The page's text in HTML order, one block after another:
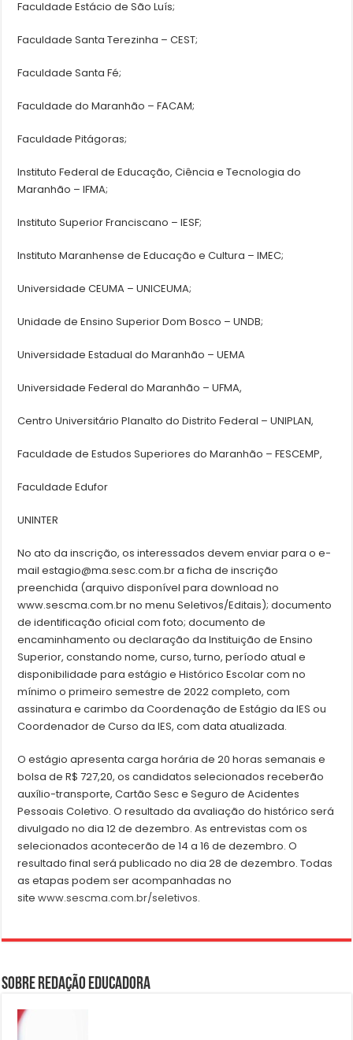
Faculdade Estácio de São Luís;
Faculdade Santa Terezinha – CEST;
Faculdade Santa Fé;
Faculdade do Maranhão – FACAM;
Faculdade Pitágoras;
Instituto Federal de Educação, Ciência e Tecnologia do
Maranhão – IFMA;
Instituto Superior Franciscano – IESF;
Instituto Maranhense de Educação e Cultura – IMEC;
Universidade CEUMA – UNICEUMA;
Unidade de Ensino Superior Dom Bosco – UNDB;
Universidade Estadual do Maranhão – UEMA
Universidade Federal do Maranhão – UFMA,
Centro Universitário Planalto do Distrito Federal – UNIPLAN,
Faculdade de Estudos Superiores do Maranhão – FESCEMP,
Faculdade Edufor
UNINTER
No ato da inscrição, os interessados devem enviar para o e-
mail estagio@ma.sesc.com.br a ficha de inscrição
preenchida (arquivo disponível para download no
www.sescma.com.br no menu Seletivos/Editais); documento
de identificação oficial com foto; documento de
encaminhamento ou declaração da Instituição de Ensino
Superior, constando nome, curso, turno, período atual e
disponibilidade para estágio e Histórico Escolar com no
mínimo o primeiro semestre de 2022 completo, com
assinatura e carimbo da Coordenação de Estágio da IES ou
Coordenador de Curso da IES, com data atualizada.
O estágio apresenta carga horária de 20 horas semanais e
bolsa de R$ 727,20, os candidatos selecionados receberão
auxílio-transporte, Cartão Sesc e Seguro de Acidentes
Pessoais Coletivo. O resultado da avaliação do histórico será
divulgado no dia 12 de dezembro. As entrevistas com os
selecionados acontecerão de 14 a 16 de dezembro. O
resultado final será publicado no dia 28 de dezembro. Todas
as etapas podem ser acompanhadas no
sitewww.sescma.com.br/seletivos.
Sobre Redação Educadora